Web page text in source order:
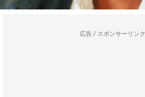
広告 / スポンサーリンク